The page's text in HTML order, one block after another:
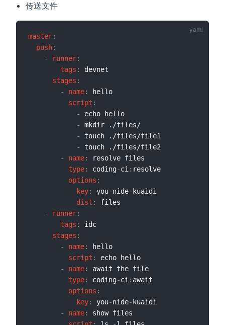
传送文件
master:
push:
-
runner:
tags :
devnet
stages :
-
name:
hello
script :
-
echo hello
-
mkdir ./files/
-
touch ./files/file1
-
touch ./files/file2
-
name:
resolve files
type: coding-ci: resolve
options :
key: you-nide- kuaidi
dist :
files
-
runner:
tags :
idc
stages :
-
name:
hello
script :
echo hello
-
name:
await the file
type: coding-ci: await
options :
key: you-nide- kuaidi
-
name:
show files